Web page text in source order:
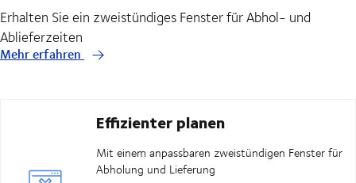
Erhalten Sie ein zweistündiges Fenster für Abhol- und
Ablieferzeiten
Mehr erfahren
Effizienter planen
Mit einem anpassbaren zweistündigen Fenster für
Abholung und Lieferung